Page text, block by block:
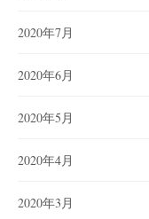
2020年7月
2020年6月
2020年5月
2020年4月
2020年3月